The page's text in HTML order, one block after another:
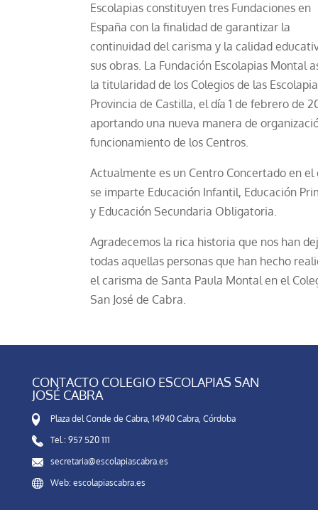
Escolapias constituyen tres Fundaciones en
España con la finalidad de garantizar la
continuidad del carisma y la calidad
sus obras. La Fundación Escolapias Montal
la titularidad de los Colegios de las
Provincia de Castilla, el día 1 de febrero de
aportando una nueva manera de
funcionamiento de los Centros.
Actualmente es un Centro Concertado en el
se imparte Educación Infantil, Educación
y Educación Secundaria Obligatoria.
Agradecemos la rica historia que nos han
todas aquellas personas que han hecho
el carisma de Santa Paula Montal en el
San José de Cabra.
CONTACTO COLEGIO ESCOLAPIAS SAN
JOSÉ CABRA
Plaza del Conde de Cabra, 14940 Cabra, Córdoba
Tel.: 957 520 111
secretaria@escolapiascabra.es
Web: escolapiascabra.es